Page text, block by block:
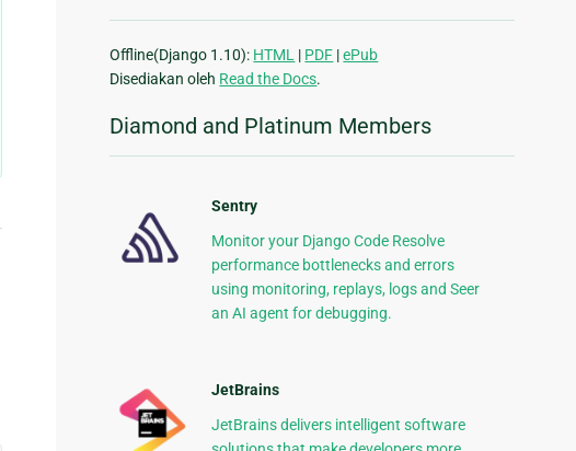
Offline(Django 1.10): HTML | PDF |ePub
Disediakan oleh Read the Docs.
Diamond and Platinum Members
Sentry
Monitor your Django Code Resolve
performance bottlenecks and errors
using monitoring, replays, logs and Seer
an AI agent for debugging.
JetBrains
JetBrains delivers intelligent software